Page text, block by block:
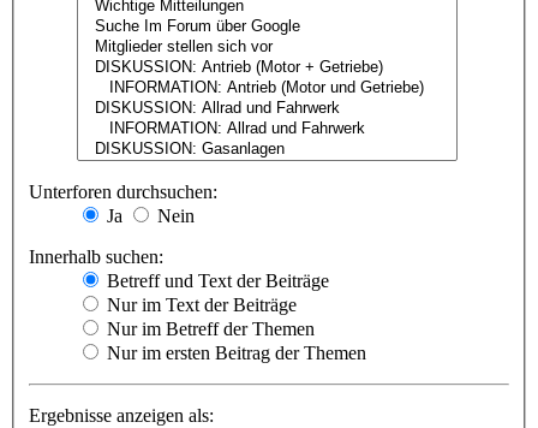
Unterforen durchsuchen:
Ja
Nein
Innerhalb suchen:
Betreff und Text der Beiträge
Nur im Text der Beiträge
Nur im Betreff der Themen
Nur im ersten Beitrag der Themen
Ergebnisse anzeigen als: